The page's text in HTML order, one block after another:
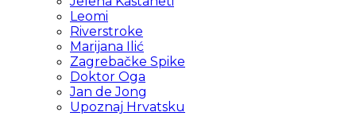
Leomi
Riverstroke
Marijana Ilić
Zagrebačke Spike
Doktor Oga
Jan de Jong
Upoznaj Hrvatsku